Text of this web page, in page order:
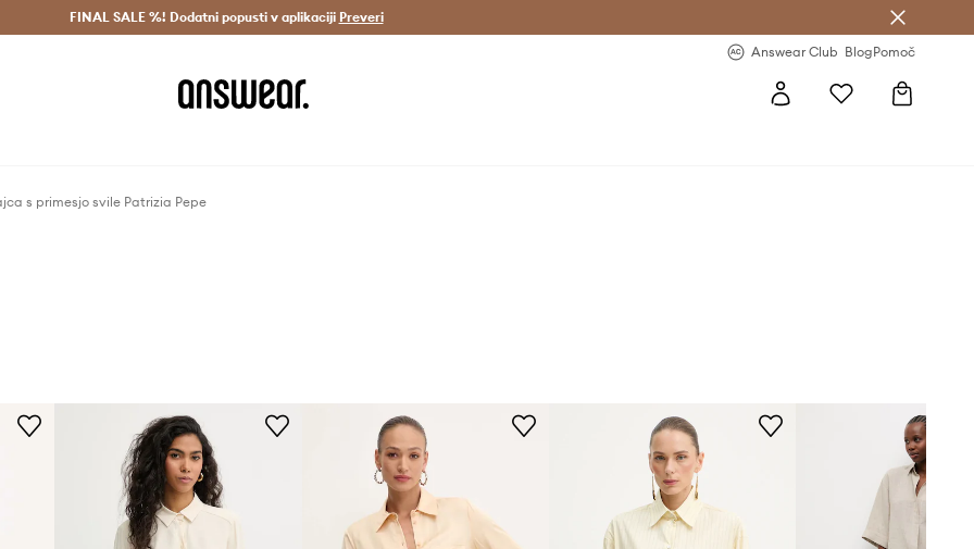
Dostava v 3 dneh > Prihrani z vpisom v Answear Club >
FINAL SALE %! Dodatni popusti v aplikaciji Preveri
Answear Club BlogPomoč
s primesjo svile Patrizia Pepe